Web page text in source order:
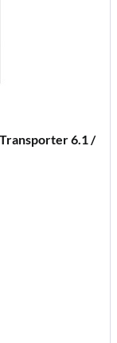
6.1 /